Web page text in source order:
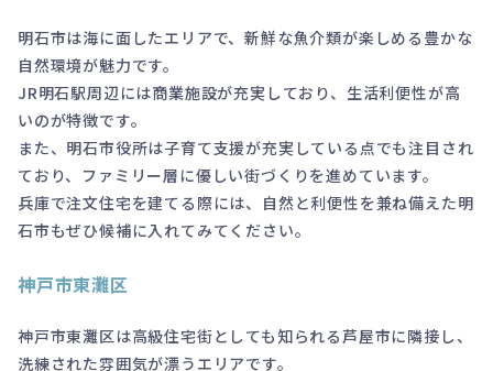
明石市は海に面したエリアで、新鮮な魚介類が楽しめる豊かな
自然環境が魅力です。
JR明石駅周辺には商業施設が充実しており、生活利便性が高
いのが特徴です。
また、明石市役所は子育て支援が充実している点でも注目され
ており、ファミリー層に優しい街づくりを進めています。
兵庫で注文住宅を建てる際には、自然と利便性を兼ね備えた明
石市もぜひ候補に入れてみてください。
神戸市東灘区
神戸市東灘区は高級住宅街としても知られる芦屋市に隣接し、
洗練された雰囲気が漂うエリアです。